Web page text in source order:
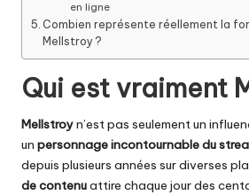
en ligne
Combien représente réellement la
Mellstroy ?
Qui est vraiment
Mellstroyn’est pas seulement un
un personnage incontournable du
depuis plusieurs années sur diverses
de contenuattire chaque jour des